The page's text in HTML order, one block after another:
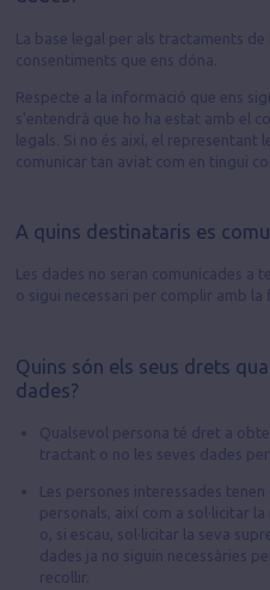
La base legal per als tractaments de
consentiments que ens dóna.
Respecte a la informació que ens
s'entendrà que ho ha estat amb el
legals. Si no és així, el representant
comunicar tan aviat com en tingui
A quins destinataris es
Les dades no seran comunicades a
o sigui necessari per complir amb
Quins són els seus drets
dades?
Qualsevol persona té dret a
tractant o no les seves dades
Les persones interessades
personals, així com a sol·licitar
o, si escau, sol·licitar la seva
dades ja no siguin necessàries
recollir.